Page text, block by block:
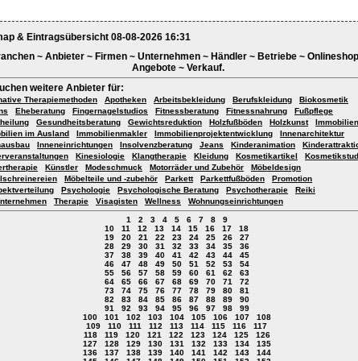
& Eintragsübersicht 08-08-2026 16:31
~ Anbieter ~ Firmen ~ Unternehmen ~ Händler ~ Betriebe ~
Angebote ~ Verkauf.
weitere Anbieter für:
Therapiemethoden Apotheken Arbeitsbekleidung Berufskleidung
Biokosmetik
Eheberatung Fingernagelstudios Fitnessberatung Fitnessnahrung
Fußpflege
Gesundheitsberatung Gewichtsreduktion Holzfußböden Holzkunst
Immobilien
im Ausland
Immobilienmakler Immobilienprojektentwicklung
Innenarchitektur
Inneneinrichtungen Insolvenzberatung Jeans Kinderanimation
Kinesiologie Klangtherapie Kleidung Kosmetikartikel
Künstler Modeschmuck Motorräder und Zubehör
Möbeldesign
Möbelteile und -zubehör Parkett Parkettfußböden
Promotion
Psychologie Psychologische Beratung Psychotherapie
Reiki
Therapie Visagisten Wellness Wohnungseinrichtungen
1 2 3 4 5 6 7 8
9
10
11 12 13 14 15 16 17
18
19
20 21 22 23 24 25 26
27
28
29 30 31 32 33 34 35
36
37
38 39 40 41 42 43 44
45
46
47 48 49 50 51 52 53
54
55
56 57 58 59 60 61 62
63
64
65 66 67 68 69 70 71
72
73
74 75 76 77 78 79 80
81
82
83 84 85 86 87 88 89
90
91
92 93 94 95 96 97 98
99
100
101 102 103 104 105 106 107
108
109
110 111 112 113 114 115 116
117
118
119 120 121 122 123 124 125
126
127
128 129 130 131 132 133 134
135
136
137 138 139 140 141 142 143
144